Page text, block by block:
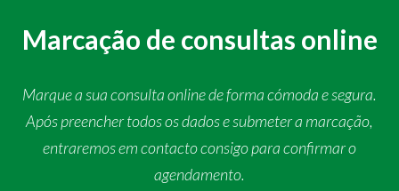
Marcação de consultas online
Marque a sua consulta online de forma cómoda e segura.
Após preencher todos os dados e submeter a marcação,
entraremos em contacto consigo para confirmar o
agendamento.